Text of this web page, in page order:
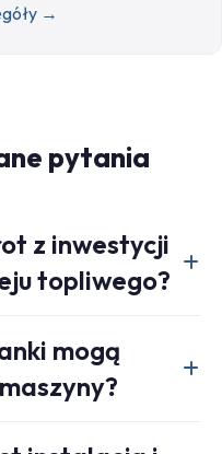
→
pytania
z inwestycji
topliwego?
rynkowych za wlewki
zwrot inwestycji w
mogą